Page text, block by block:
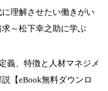
理解させたい働きがい
求～松下幸之助に学ぶ
義、特徴と人材マネジメ
【eBook無料ダウンロ